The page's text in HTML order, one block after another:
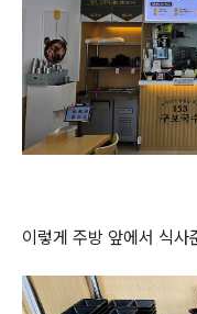
이렇게 주방 앞에서 식사